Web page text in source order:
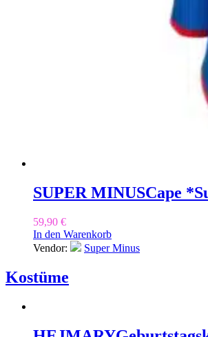
SUPER MINUSCape
59,90 €
In den Warenkorb
Vendor:
Super Minus
Kostüme